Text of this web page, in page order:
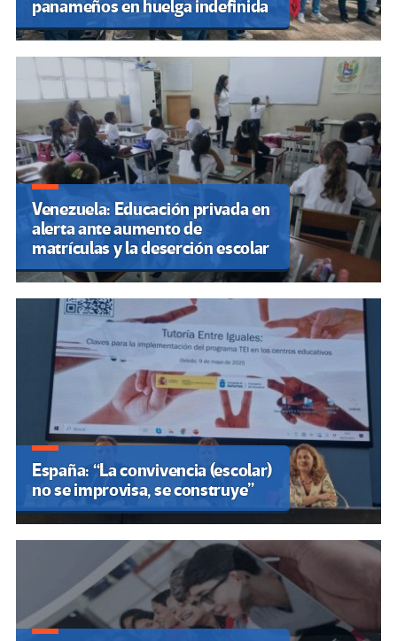
panameños en huelga indefinida
Venezuela: Educación privada en
alerta ante aumento de
matrículas y la deserción escolar
España: “La convivencia (escolar)
no se improvisa, se construye”